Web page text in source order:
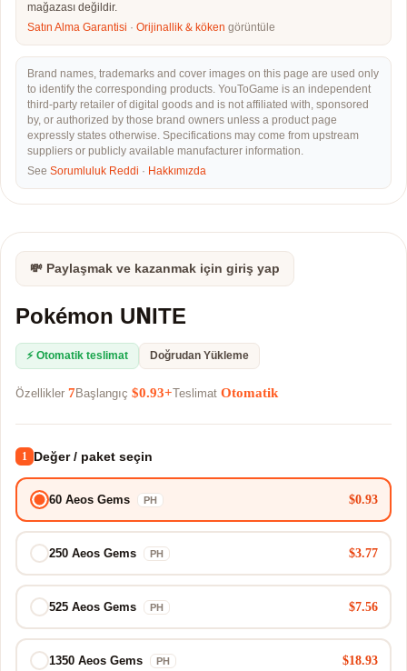
mağazası değildir.
Satın Alma Garantisi · Orijinallik & köken görüntüle
Brand names, trademarks and cover images on this page are used only
to identify the corresponding products. YouToGame is an independent
third-party retailer of digital goods and is not affiliated with, sponsored
by, or authorized by those brand owners unless a product page
expressly states otherwise. Specifications may come from upstream
suppliers or publicly available manufacturer information.
See Sorumluluk Reddi · Hakkımızda
💸 Paylaşmak ve kazanmak için giriş yap
Pokémon UNITE
⚡ Otomatik teslimat Doğrudan Yükleme
Özellikler 7Başlangıç $0.93+Teslimat Otomatik
1 Değer / paket seçin
60 Aeos Gems PH $0.93
250 Aeos Gems PH $3.77
525 Aeos Gems PH $7.56
1350 Aeos Gems PH $18.93